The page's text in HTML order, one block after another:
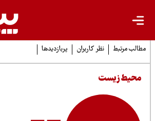
مرتبط نظر کاربران پربازدیدها
زیست